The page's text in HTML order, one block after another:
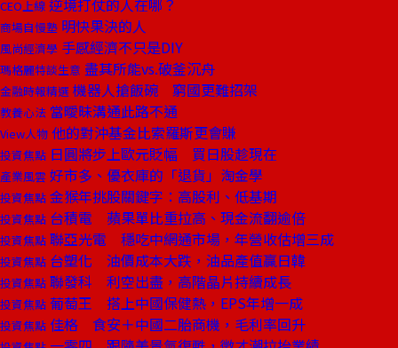
CEO上線 逆境打仗的人在哪？
商場自慢塾 明快果決的人
風尚經濟學 手感經濟不只是DIY
瑪格麗特談生意 盡其所能vs.破釜沉舟
金融時報精選 機器人搶飯碗 窮國更難招架
教養心法 當曖昧溝通此路不通
View人物 他的對沖基金比索羅斯更會賺
投資焦點 日圓將步上歐元貶幅 買日股趁現在
產業風雲 好市多、優衣庫的「退貨」淘金學
投資焦點 金猴年挑股關鍵字：高股利、低基期
投資焦點 台積電 蘋果單比重拉高、現金流翻逾倍
投資焦點 聯亞光電 穩吃中網通市場，年營收估增三成
投資焦點 台塑化 油價成本大跌，油品產值贏日韓
投資焦點 聯發科 利空出盡，高階晶片持續成長
投資焦點 葡萄王 搭上中國保健熱，EPS年增一成
投資焦點 佳格 食安＋中國二胎商機，毛利率回升